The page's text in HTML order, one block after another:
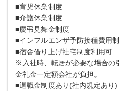
■育児休業制度
■介護休業制度
■慶弔見舞金制度
■インフルエンザ予防接種費用
■宿舎借り上げ社宅制度利用可
※入社時、転居が必要な場合の
金礼金一定額会社が負担。
■退職金制度あり(社内規定あり)